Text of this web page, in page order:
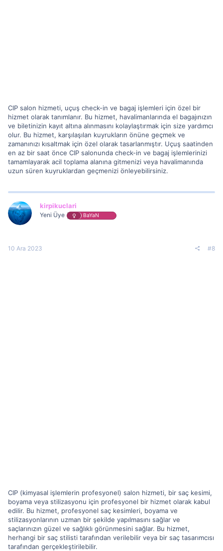
CIP salon hizmeti, uçuş check-in ve bagaj işlemleri için özel bir
hizmet olarak tanımlanır. Bu hizmet, havalimanlarında el bagajınızın
ve biletinizin kayıt altına alınmasını kolaylaştırmak için size yardımcı
olur. Bu hizmet, karşılaşılan kuyrukların önüne geçmek ve
zamanınızı kısaltmak için özel olarak tasarlanmıştır. Uçuş saatinden
en az bir saat önce CIP salonunda check-in ve bagaj işlemlerinizi
tamamlayarak acil toplama alanına gitmenizi veya havalimanında
uzun süren kuyruklardan geçmenizi önleyebilirsiniz.
kirpikuclari
Yeni Üye BaYaN
10 Ara 2023 #8
CIP (kimyasal işlemlerin profesyonel) salon hizmeti, bir saç kesimi,
boyama veya stilizasyonu için profesyonel bir hizmet olarak kabul
edilir. Bu hizmet, profesyonel saç kesimleri, boyama ve
stilizasyonlarının uzman bir şekilde yapılmasını sağlar ve
saçlarınızın güzel ve sağlıklı görünmesini sağlar. Bu hizmet,
herhangi bir saç stilisti tarafından verilebilir veya bir saç tasarımcısı
tarafından gerçekleştirilebilir.